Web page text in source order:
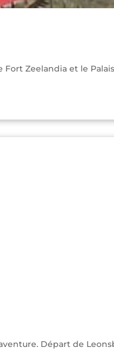
Zeelandia et le
Départ de